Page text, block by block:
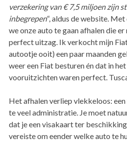
verzekering van € 7,5 miljoen zijn
inbegrepen“, aldus de website.
we onze auto te gaan afhalen die
perfect uitzag. Ik verkocht mijn
autootje ooit) een paar maanden
weer een Fiat besturen én dat in
vooruitzichten waren perfect.
Het afhalen verliep vlekkeloos:
te veel administratie. Je moet
dat je een visakaart ter
vereiste om eender welke auto te